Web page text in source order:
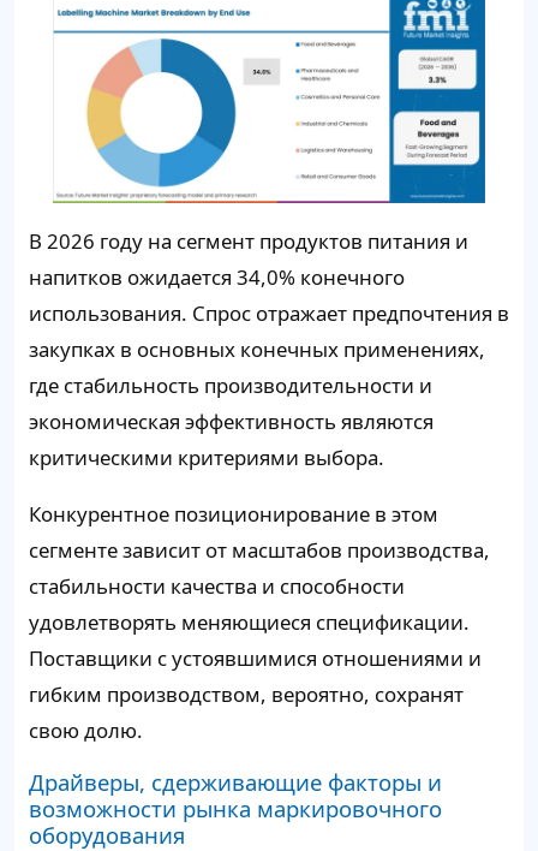
В 2026 году на сегмент продуктов питания и
напитков ожидается 34,0% конечного
использования. Спрос отражает предпочтения в
закупках в основных конечных применениях,
где стабильность производительности и
экономическая эффективность являются
критическими критериями выбора.
Конкурентное позиционирование в этом
сегменте зависит от масштабов производства,
стабильности качества и способности
удовлетворять меняющиеся спецификации.
Поставщики с устоявшимися отношениями и
гибким производством, вероятно, сохранят
свою долю.
Драйверы, сдерживающие факторы и
возможности рынка маркировочного
оборудования